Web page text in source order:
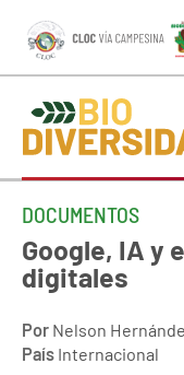
DOCUMENTOS
Google, IA y
digitales
Por Nelson
País Internacional